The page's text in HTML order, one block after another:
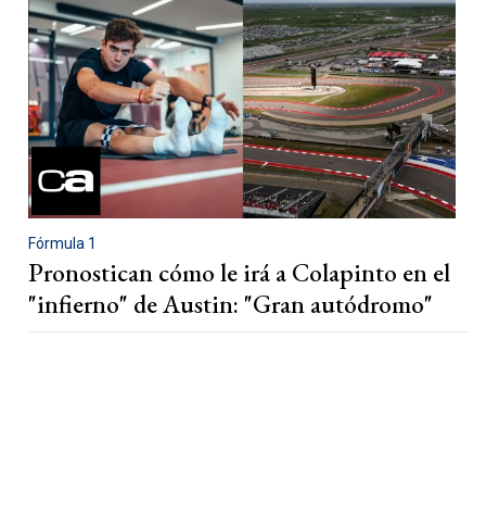
Fórmula 1
Pronostican cómo le irá a Colapinto en el
"infierno" de Austin: "Gran autódromo"